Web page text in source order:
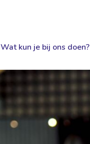
Wat kun je bij ons doen?